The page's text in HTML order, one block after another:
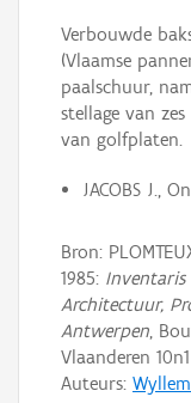
Verbouwde
(Vlaamse
paalschuur,
stellage van
van golfplaten.
JACOBS J.,
Bron:
1985:
Architectuur,
Antwerpen,
Vlaanderen
Auteurs: